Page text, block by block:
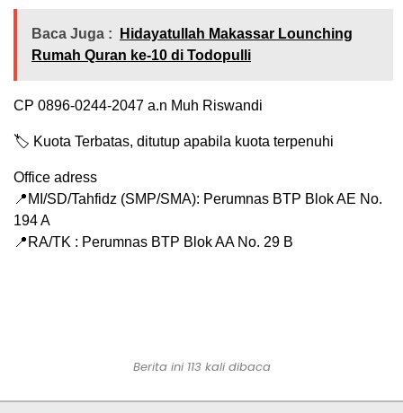
Baca Juga :
Hidayatullah Makassar Lounching
Rumah Quran ke-10 di Todopulli
CP 0896-0244-2047 a.n Muh Riswandi
🏷 Kuota Terbatas, ditutup apabila kuota terpenuhi
Office adress
📍MI/SD/Tahfidz (SMP/SMA): Perumnas BTP Blok AE No.
194 A
📍RA/TK : Perumnas BTP Blok AA No. 29 B
Berita ini 113 kali dibaca